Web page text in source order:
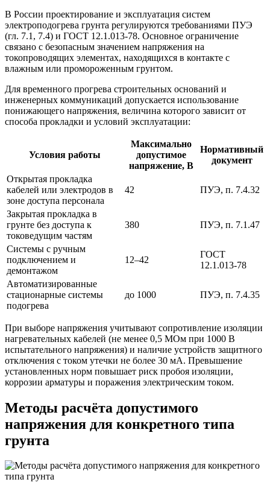
В России проектирование и эксплуатация систем
электроподогрева грунта регулируются требованиями ПУЭ
(гл. 7.1, 7.4) и ГОСТ 12.1.013-78. Основное ограничение
связано с безопасным значением напряжения на
токопроводящих элементах, находящихся в контакте с
влажным или промороженным грунтом.
Для временного прогрева строительных оснований и
инженерных коммуникаций допускается использование
понижающего напряжения, величина которого зависит от
способа прокладки и условий эксплуатации:
Условия работы
Максимально
допустимое
напряжение, В
Нормативный
документ
Открытая прокладка
кабелей или электродов в
зоне доступа персонала
42 ПУЭ, п. 7.4.32
Закрытая прокладка в
грунте без доступа к
токоведущим частям
380 ПУЭ, п. 7.1.47
Системы с ручным
подключением и
демонтажом
12–42
ГОСТ
12.1.013-78
Автоматизированные
стационарные системы
подогрева
до 1000 ПУЭ, п. 7.4.35
При выборе напряжения учитывают сопротивление изоляции
нагревательных кабелей (не менее 0,5 МОм при 1000 В
испытательного напряжения) и наличие устройств защитного
отключения с током утечки не более 30 мА. Превышение
установленных норм повышает риск пробоя изоляции,
коррозии арматуры и поражения электрическим током.
Методы расчёта допустимого
напряжения для конкретного типа
грунта